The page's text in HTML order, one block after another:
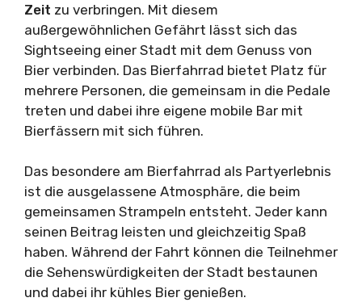
Zeit zu verbringen. Mit diesem
außergewöhnlichen Gefährt lässt sich das
Sightseeing einer Stadt mit dem Genuss von
Bier verbinden. Das Bierfahrrad bietet Platz für
mehrere Personen, die gemeinsam in die Pedale
treten und dabei ihre eigene mobile Bar mit
Bierfässern mit sich führen.
Das besondere am Bierfahrrad als Partyerlebnis
ist die ausgelassene Atmosphäre, die beim
gemeinsamen Strampeln entsteht. Jeder kann
seinen Beitrag leisten und gleichzeitig Spaß
haben. Während der Fahrt können die Teilnehmer
die Sehenswürdigkeiten der Stadt bestaunen
und dabei ihr kühles Bier genießen.